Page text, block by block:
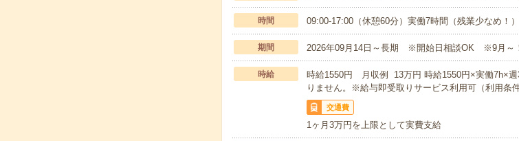
時間 09:00-17:00（休憩60分）実働7時間（残業少なめ！）
期間 2026年09月14日～長期 ※開始日相談OK ※9月～
時給
時給1550円 月収例 13万円 時給1550円×実働7h×
りません。※給与即受取りサービス利用可（利用条件
交通費
1ヶ月3万円を上限として実費支給